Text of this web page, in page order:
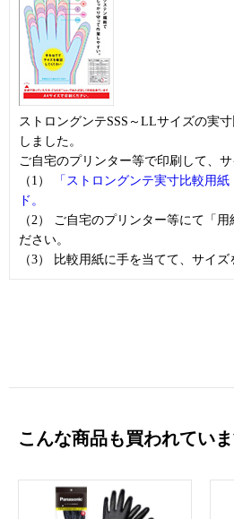
ストロングンテSSS～LLサイズの実
しました。
ご自宅のプリンター等で印刷して、
（1）
「ストロングンテ実寸比較用
ド。
（2） ご自宅のプリンター等にて「
ださい。
（3） 比較用紙に手を当てて、サイズ
こんな商品も買われてい